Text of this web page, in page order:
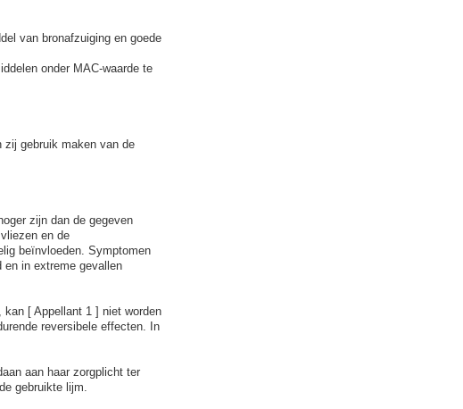
van bronafzuiging en goede
onder MAC-waarde te
zij gebruik maken van de
zijn dan de gegeven
en de
beïnvloeden. Symptomen
en in extreme gevallen
[ Appellant 1 ] niet worden
reversibele effecten. In
aan haar zorgplicht ter
gebruikte lijm.